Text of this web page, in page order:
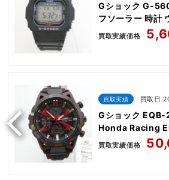
Gショック G-
フソーラー 時計
買取実績価格
買取実績 買取日
Gショック
Honda Racing
SOSPENSIONE
買取実績価格